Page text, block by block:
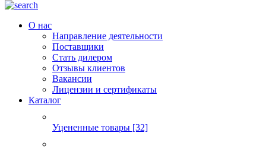
О нас
Направление деятельности
Поставщики
Стать дилером
Отзывы клиентов
Вакансии
Лицензии и сертификаты
Каталог
Уцененные товары [32]